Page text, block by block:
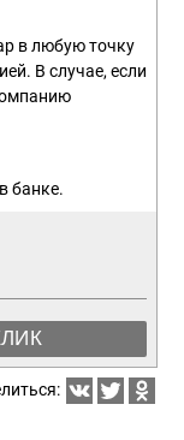
в любую точку
В случае, если
банке.